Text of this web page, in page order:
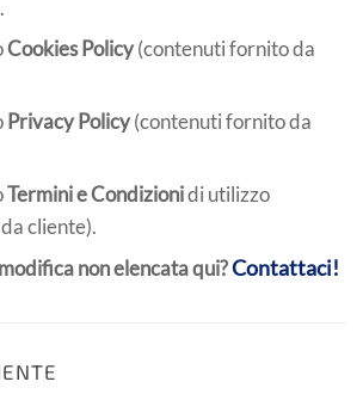
Cookies Policy(contenuti fornito da
Privacy Policy(contenuti fornito da
Termini e Condizionidi utilizzo
cliente).
non elencata qui?Contattaci!